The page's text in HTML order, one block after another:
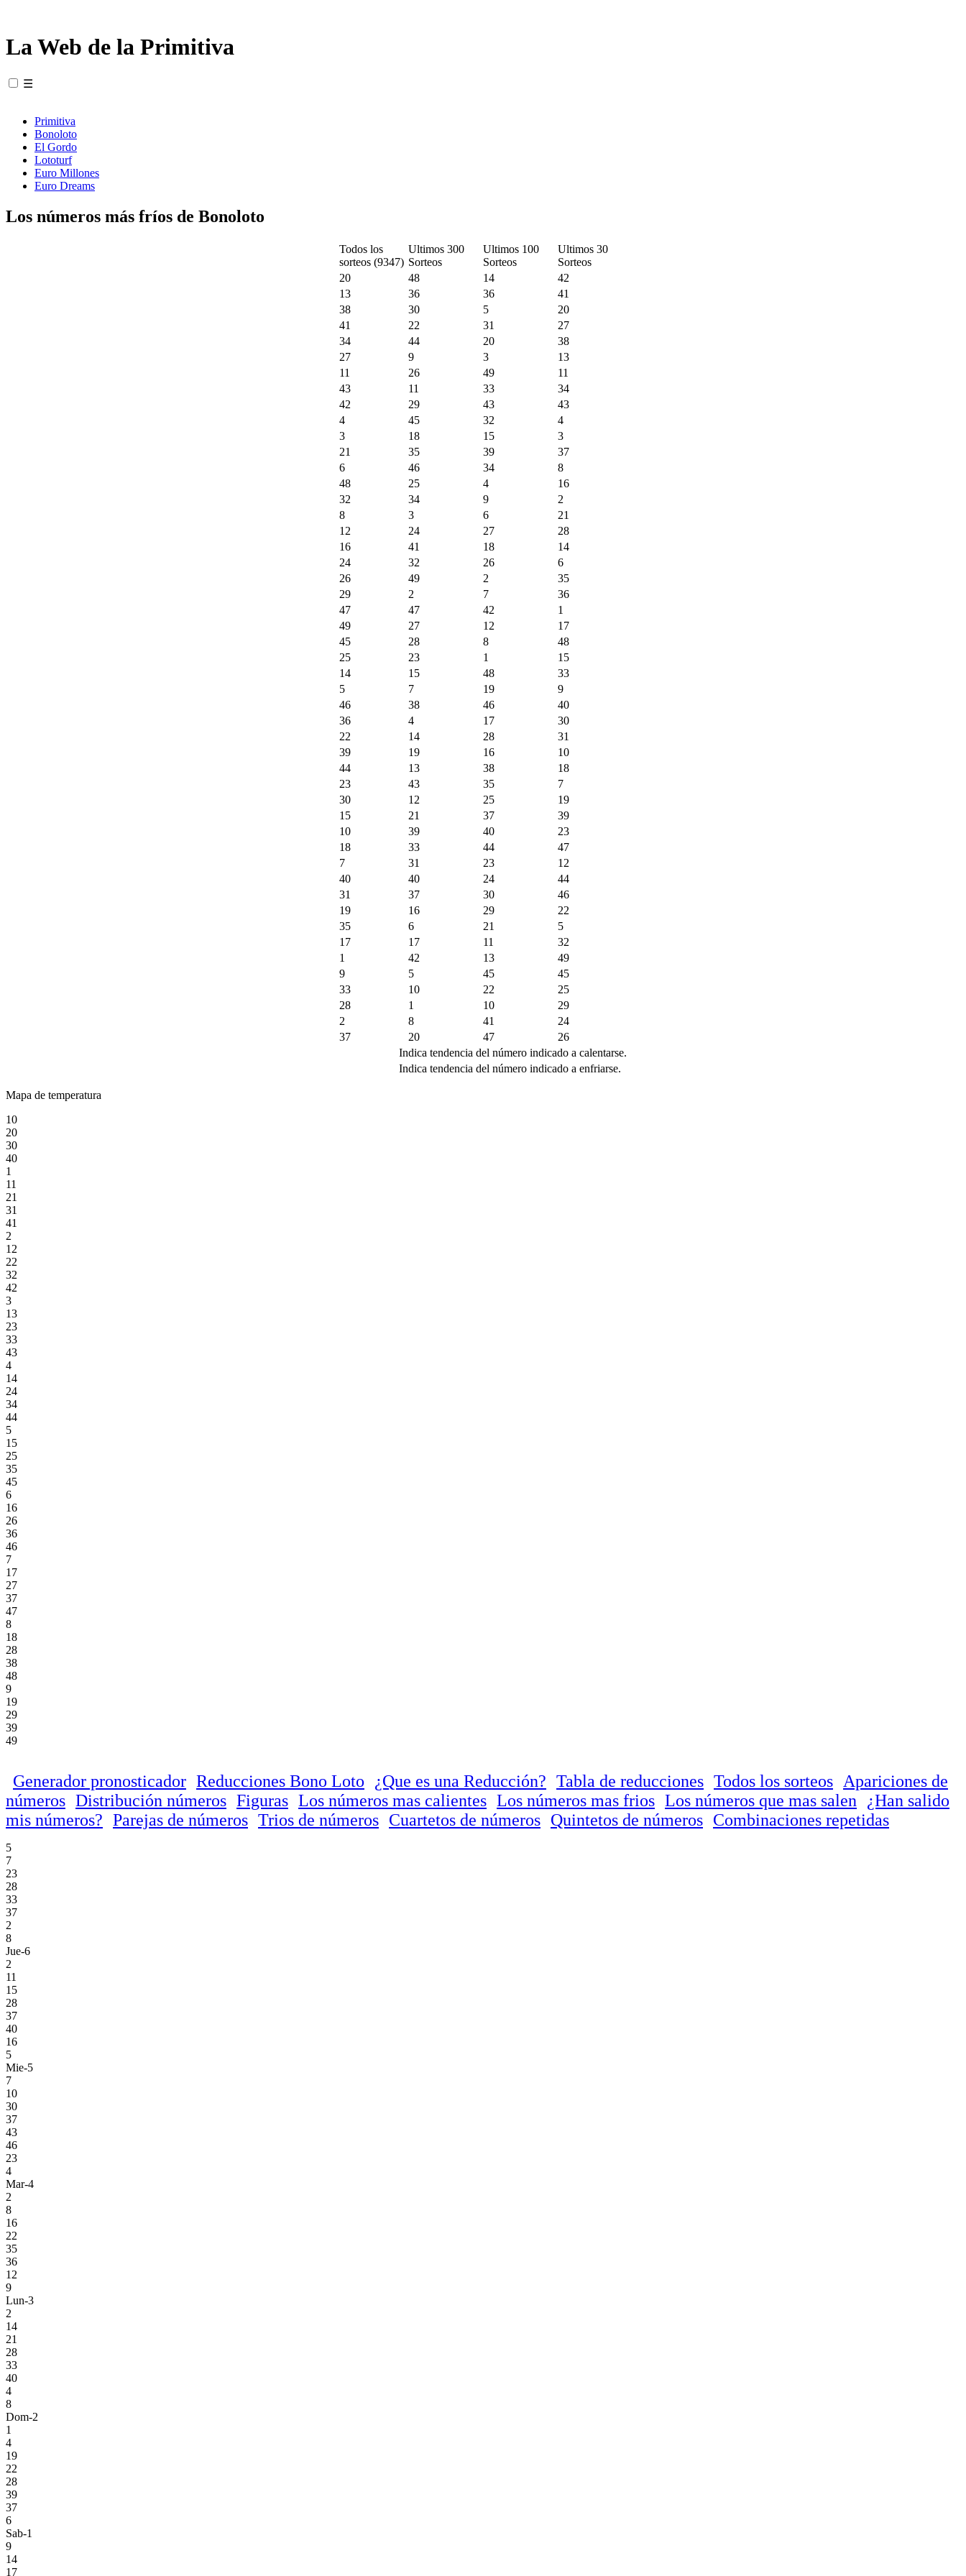
La Web de la Primitiva
☰
Primitiva
Bonoloto
El Gordo
Lototurf
Euro Millones
Euro Dreams
Los números más fríos de Bonoloto
Todos los
sorteos (9347)
Ultimos 300
Sorteos
Ultimos 100
Sorteos
Ultimos 30
Sorteos
20
48 14
42
13
36 36
41
38
30 5
20
41
22 31
27
34
44 20
38
27
9 3
13
11
26 49
11
43
11 33
34
42
29 43
43
4
45 32
4
3
18 15
3
21
35 39
37
6
46 34
8
48
25 4
16
32
34 9
2
8
3 6
21
12
24 27
28
16
41 18
14
24
32 26
6
26
49 2
35
29
2 7
36
47
47 42
1
49
27 12
17
45
28 8
48
25
23 1
15
14
15 48
33
5
7 19
9
46
38 46
40
36
4 17
30
22
14 28
31
39
19 16
10
44
13 38
18
23
43 35
7
30
12 25
19
15
21 37
39
10
39 40
23
18
33 44
47
7
31 23
12
40
40 24
44
31
37 30
46
19
16 29
22
35
6 21
5
17
17 11
32
1
42 13
49
9
5 45
45
33
10 22
25
28
1 10
29
2
8 41
24
37
20 47
26
Indica tendencia del número indicado a calentarse.
Indica tendencia del número indicado a enfriarse.
Mapa de temperatura
10
20
30
40
1
11
21
31
41
2
12
22
32
42
3
13
23
33
43
4
14
24
34
44
5
15
25
35
45
6
16
26
36
46
7
17
27
37
47
8
18
28
38
48
9
19
29
39
49
Generador pronosticador Reducciones Bono Loto ¿Que es una Reducción? Tabla de reducciones Todos los sorteos
Apariciones de
números Distribución números Figuras Los números mas calientes Los números mas frios Los números que mas salen
¿Han salido
mis números? Parejas de números Trios de números Cuartetos de números Quintetos de números Combinaciones repetidas
5
7
23
28
33
37
2
8
Jue-6
2
11
15
28
37
40
16
5
Mie-5
7
10
30
37
43
46
23
4
Mar-4
2
8
16
22
35
36
12
9
Lun-3
2
14
21
28
33
40
4
8
Dom-2
1
4
19
22
28
39
37
6
Sab-1
9
14
17